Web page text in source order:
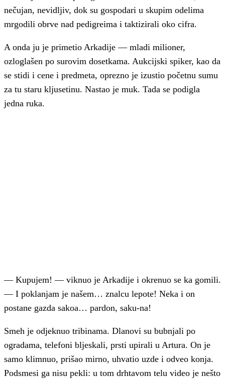
nečujan, nevidljiv, dok su gospodari u skupim odelima
mrgodili obrve nad pedigreima i taktizirali oko cifra.
A onda ju je primetio Arkadije — mladi milioner,
ozloglašen po surovim dosetkama. Aukcijski spiker, kao da
se stidi i cene i predmeta, oprezno je izustio početnu sumu
za tu staru kljusetinu. Nastao je muk. Tada se podigla
jedna ruka.
— Kupujem! — viknuo je Arkadije i okrenuo se ka gomili.
— I poklanjam je našem… znalcu lepote! Neka i on
postane gazda sakoa… pardon, saku-na!
Smeh je odjeknuo tribinama. Dlanovi su bubnjali po
ogradama, telefoni bljeskali, prsti upirali u Artura. On je
samo klimnuo, prišao mirno, uhvatio uzde i odveo konja.
Podsmesi ga nisu pekli: u tom drhtavom telu video je nešto